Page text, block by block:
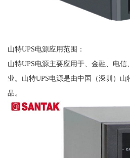
山特UPS电源应用范围：
山特UPS电源主要应用于、金融、电
业。山特UPS电源是由中国（深圳）山
品。